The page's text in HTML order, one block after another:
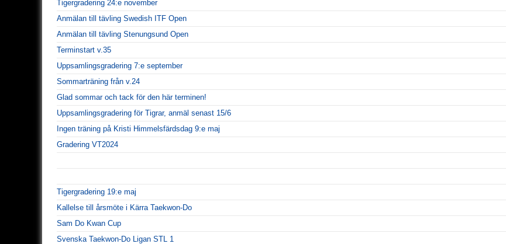
Tigergradering 24:e november
Anmälan till tävling Swedish ITF Open
Anmälan till tävling Stenungsund Open
Terminstart v.35
Uppsamlingsgradering 7:e september
Sommarträning från v.24
Glad sommar och tack för den här terminen!
Uppsamlingsgradering för Tigrar, anmäl senast 15/6
Ingen träning på Kristi Himmelsfärdsdag 9:e maj
Gradering VT2024
Tigergradering 19:e maj
Kallelse till årsmöte i Kärra Taekwon-Do
Sam Do Kwan Cup
Svenska Taekwon-Do Ligan STL 1